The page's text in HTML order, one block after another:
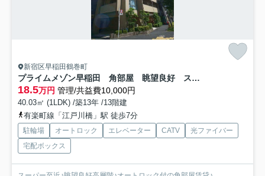
新宿区早稲田鶴巻町
プライムメゾン早稲田 角部屋 眺望良好 スーパー至近
18.5万円 管理/共益費10,000円
40.03㎡ (1LDK) /築13年 /13階建
有楽町線「江戸川橋」駅 徒歩7分
駐輪場 オートロック エレベーター CATV
光ファイバー
宅配ボックス